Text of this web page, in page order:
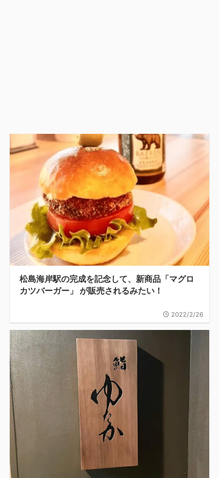
松島海岸駅の完成を記念して、新商品「マグロ
カツバーガー」 が販売されるみたい！
2022/2/26